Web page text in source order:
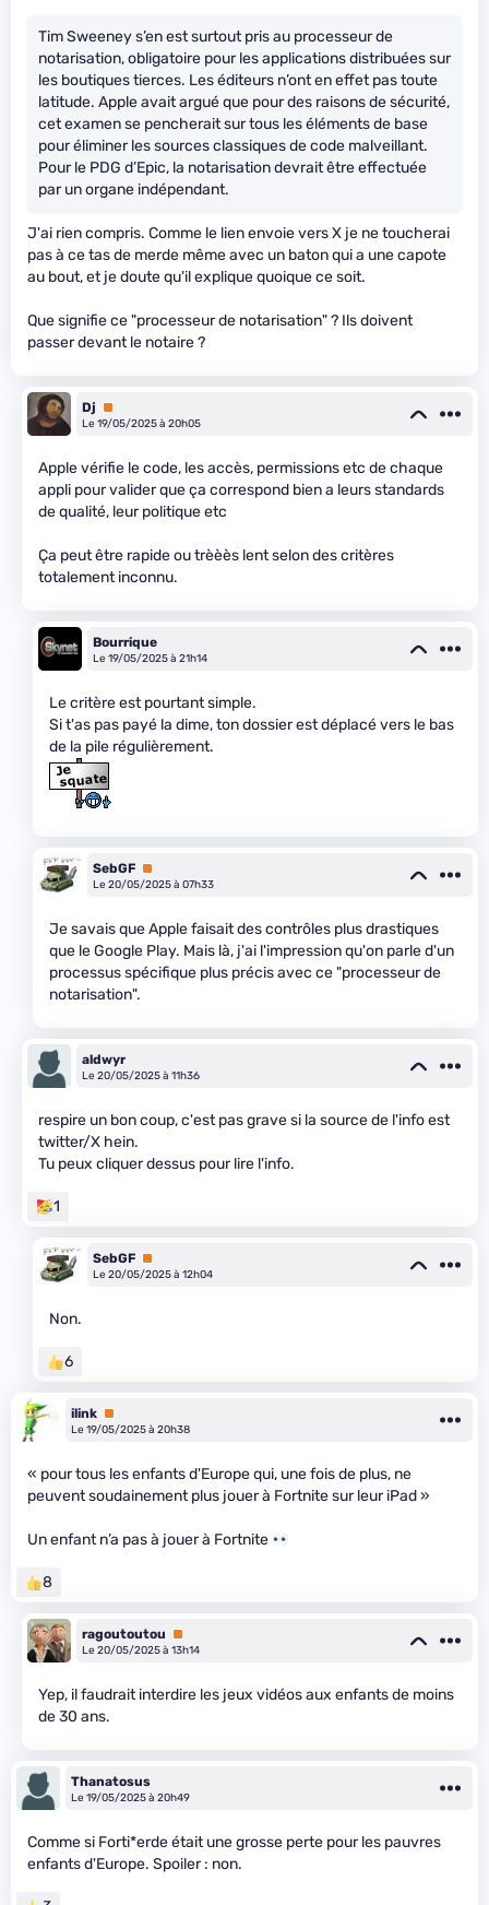
Tim Sweeney s’en est surtout pris au processeur de
notarisation, obligatoire pour les applications distribuées sur
les boutiques tierces. Les éditeurs n’ont en effet pas toute
latitude. Apple avait argué que pour des raisons de sécurité,
cet examen se pencherait sur tous les éléments de base
pour éliminer les sources classiques de code malveillant.
Pour le PDG d’Epic, la notarisation devrait être effectuée
par un organe indépendant.
J'ai rien compris. Comme le lien envoie vers X je ne toucherai
pas à ce tas de merde même avec un baton qui a une capote
au bout, et je doute qu'il explique quoique ce soit.
Que signifie ce "processeur de notarisation" ? Ils doivent
passer devant le notaire ?
Dj
Premium
Le 19/05/2025 à 20h05
Apple vérifie le code, les accès, permissions etc de chaque
appli pour valider que ça correspond bien a leurs standards
de qualité, leur politique etc
Ça peut être rapide ou trèèès lent selon des critères
totalement inconnu.
Bourrique
Le 19/05/2025 à 21h14
Le critère est pourtant simple.
Si t'as pas payé la dime, ton dossier est déplacé vers le bas
de la pile régulièrement.
SebGF Premium
Le 20/05/2025 à 07h33
Je savais que Apple faisait des contrôles plus drastiques
que le Google Play. Mais là, j'ai l'impression qu'on parle d'un
processus spécifique plus précis avec ce "processeur de
notarisation".
aldwyr
Le 20/05/2025 à 11h36
respire un bon coup, c'est pas grave si la source de l'info est
twitter/X hein.
Tu peux cliquer dessus pour lire l'info.
1
SebGF Premium
Le 20/05/2025 à 12h04
Non.
6
ilink Premium
Le 19/05/2025 à 20h38
« pour tous les enfants d'Europe qui, une fois de plus, ne
peuvent soudainement plus jouer à Fortnite sur leur iPad »
Un enfant n’a pas à jouer à Fortnite
8
ragoutoutou
Premium
Le 20/05/2025 à 13h14
Yep, il faudrait interdire les jeux vidéos aux enfants de moins
de 30 ans.
Thanatosus
Le 19/05/2025 à 20h49
Comme si Forti*erde était une grosse perte pour les pauvres
enfants d'Europe. Spoiler : non.